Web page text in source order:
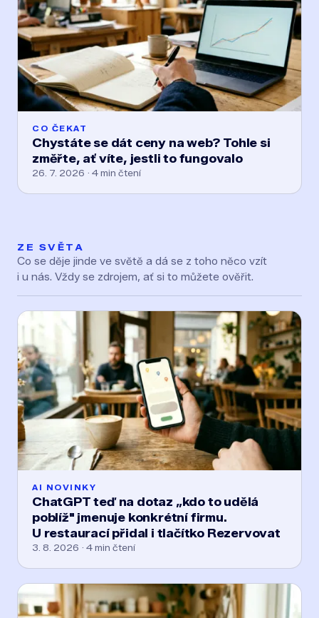
CO ČEKAT
Chystáte se dát ceny na web? Tohle si
změřte, ať víte, jestli to fungovalo
26. 7. 2026 · 4 min čtení
ZE SVĚTA
Co se děje jinde ve světě a dá se z toho něco vzít
i u nás. Vždy se zdrojem, ať si to můžete ověřit.
AI NOVINKY
ChatGPT teď na dotaz „kdo to udělá
poblíž" jmenuje konkrétní firmu.
U restaurací přidal i tlačítko Rezervovat
3. 8. 2026 · 4 min čtení